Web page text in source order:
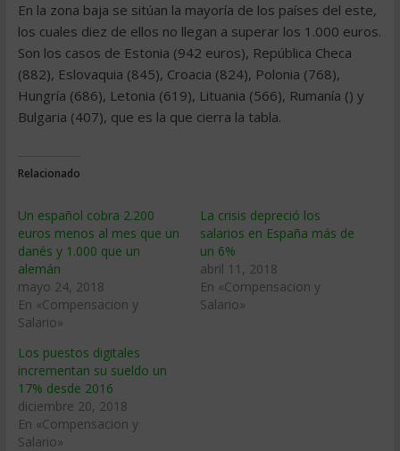
En la zona baja se sitúan la mayoría de los países del este,
los cuales diez de ellos no llegan a superar los 1.000 euros.
Son los casos de Estonia (942 euros), República Checa
(882), Eslovaquia (845), Croacia (824), Polonia (768),
Hungría (686), Letonia (619), Lituania (566), Rumanía () y
Bulgaria (407), que es la que cierra la tabla.
Relacionado
Un español cobra 2.200
euros menos al mes que un
danés y 1.000 que un
alemán
mayo 24, 2018
En «Compensacion y
Salario»
La crisis depreció los
salarios en España más de
un 6%
abril 11, 2018
En «Compensacion y
Salario»
Los puestos digitales
incrementan su sueldo un
17% desde 2016
diciembre 20, 2018
En «Compensacion y
Salario»